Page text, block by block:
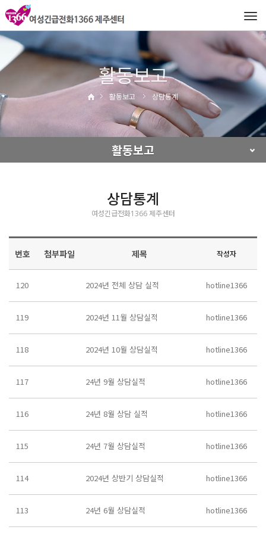
활동보고
활동보고 상담통계
활동보고
상담통계
여성긴급전화1366 제주센터
번호 첨부파일 제목 작성자
120 2024년 전체 상담 실적 hotline1366
119 2024년 11월 상담실적 hotline1366
118 2024년 10월 상담실적 hotline1366
117 24년 9월 상담실적 hotline1366
116 24년 8월 상담 실적 hotline1366
115 24년 7월 상담실적 hotline1366
114 2024년 상반기 상담실적 hotline1366
113 24년 6월 상담실적 hotline1366